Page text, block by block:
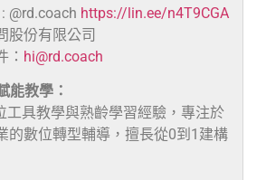
@rd.coach https://lin.ee/n4T9CGA
股份有限公司
： hi@rd.coach
能教學：
工具教學與熟齡學習經驗，專注於
的數位轉型輔導，擅長從0到1建構